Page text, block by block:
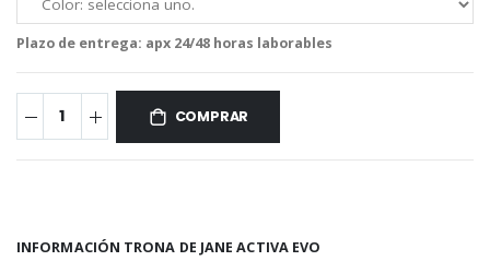
Plazo de entrega: apx 24/48 horas laborables
COMPRAR
INFORMACIÓN TRONA DE JANE ACTIVA EVO